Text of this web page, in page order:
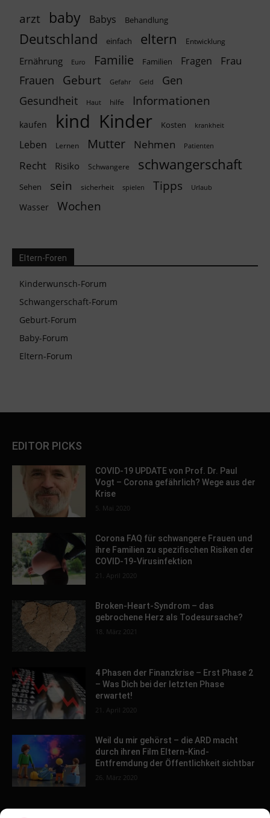
arzt baby Babys Behandlung
Deutschland einfach eltern Entwicklung
Ernährung Euro Familie Familien Fragen Frau
Frauen Geburt Gefahr Geld
Gen
Gesundheit
Haut hilfe Informationen
kaufen kind Kinder Kosten krankheit
Leben Lernen Mutter Nehmen Patienten
Recht Risiko Schwangere schwangerschaft
Sehen sein sicherheit spielen Tipps Urlaub
Wasser Wochen
Eltern-Foren
Kinderwunsch-Forum
Schwangerschaft-Forum
Geburt-Forum
Baby-Forum
Eltern-Forum
EDITOR PICKS
COVID-19 UPDATE von Prof. Dr. Paul
Vogt – Corona gefährlich? Wege aus der
Krise
5. Mai 2020
Corona FAQ für schwangere Frauen und
ihre Familien zu spezifischen Risiken der
COVID-19-Virusinfektion
21. April 2020
Broken-Heart-Syndrom – das
gebrochene Herz als Todesursache?
18. März 2021
4 Phasen der Finanzkrise – Erst Phase 2
– Was Dich bei der letzten Phase
erwartet!
21. April 2020
Weil du mir gehörst – die ARD macht
durch ihren Film Eltern-Kind-
Entfremdung der Öffentlichkeit sichtbar
26. März 2020